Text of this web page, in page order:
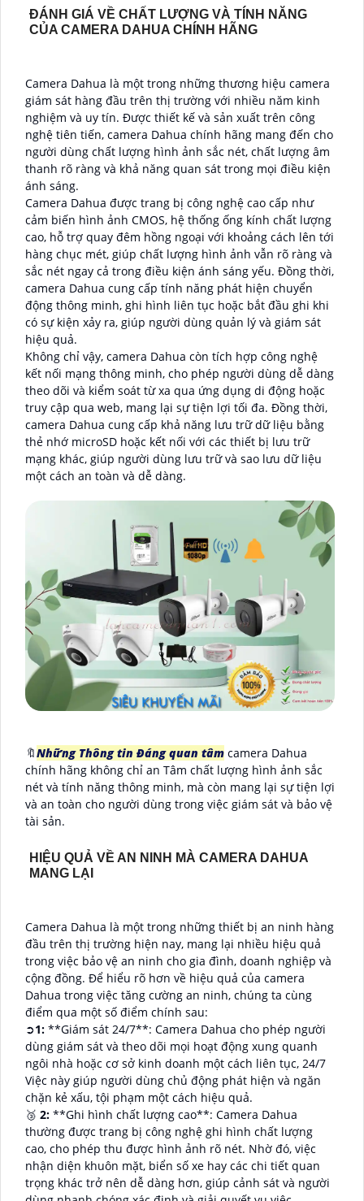
ĐÁNH GIÁ VỀ CHẤT LƯỢNG VÀ TÍNH NĂNG
CỦA CAMERA DAHUA CHÍNH HÃNG
Camera Dahua là một trong những thương hiệu camera
giám sát hàng đầu trên thị trường với nhiều năm kinh
nghiệm và uy tín. Được thiết kế và sản xuất trên công
nghệ tiên tiến, camera Dahua chính hãng mang đến cho
người dùng chất lượng hình ảnh sắc nét, chất lượng âm
thanh rõ ràng và khả năng quan sát trong mọi điều kiện
ánh sáng.
Camera Dahua được trang bị công nghệ cao cấp như
cảm biến hình ảnh CMOS, hệ thống ống kính chất lượng
cao, hỗ trợ quay đêm hồng ngoại với khoảng cách lên tới
hàng chục mét, giúp chất lượng hình ảnh vẫn rõ ràng và
sắc nét ngay cả trong điều kiện ánh sáng yếu. Đồng thời,
camera Dahua cung cấp tính năng phát hiện chuyển
động thông minh, ghi hình liên tục hoặc bắt đầu ghi khi
có sự kiện xảy ra, giúp người dùng quản lý và giám sát
hiệu quả.
Không chỉ vậy, camera Dahua còn tích hợp công nghệ
kết nối mạng thông minh, cho phép người dùng dễ dàng
theo dõi và kiểm soát từ xa qua ứng dụng di động hoặc
truy cập qua web, mang lại sự tiện lợi tối đa. Đồng thời,
camera Dahua cung cấp khả năng lưu trữ dữ liệu bằng
thẻ nhớ microSD hoặc kết nối với các thiết bị lưu trữ
mạng khác, giúp người dùng lưu trữ và sao lưu dữ liệu
một cách an toàn và dễ dàng.
🔖Những Thông tin Đáng quan tâm camera Dahua
chính hãng không chỉ an Tâm chất lượng hình ảnh sắc
nét và tính năng thông minh, mà còn mang lại sự tiện lợi
và an toàn cho người dùng trong việc giám sát và bảo vệ
tài sản.
HIỆU QUẢ VỀ AN NINH MÀ CAMERA DAHUA
MANG LẠI
Camera Dahua là một trong những thiết bị an ninh hàng
đầu trên thị trường hiện nay, mang lại nhiều hiệu quả
trong việc bảo vệ an ninh cho gia đình, doanh nghiệp và
cộng đồng. Để hiểu rõ hơn về hiệu quả của camera
Dahua trong việc tăng cường an ninh, chúng ta cùng
điểm qua một số điểm chính sau:
➲1: **Giám sát 24/7**: Camera Dahua cho phép người
dùng giám sát và theo dõi mọi hoạt động xung quanh
ngôi nhà hoặc cơ sở kinh doanh một cách liên tục, 24/7
Việc này giúp người dùng chủ động phát hiện và ngăn
chặn kẻ xấu, tội phạm một cách hiệu quả.
🥉 2: **Ghi hình chất lượng cao**: Camera Dahua
thường được trang bị công nghệ ghi hình chất lượng
cao, cho phép thu được hình ảnh rõ nét. Nhờ đó, việc
nhận diện khuôn mặt, biển số xe hay các chi tiết quan
trọng khác trở nên dễ dàng hơn, giúp cảnh sát và người